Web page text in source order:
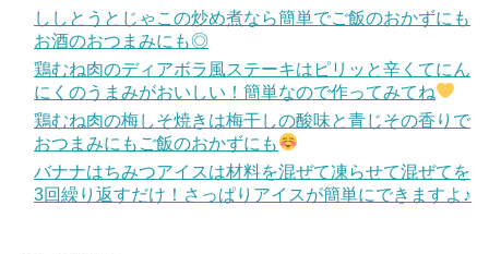
ししとうとじゃこの炒め煮なら簡単でご飯のおかずにも
お酒のおつまみにも◎
鶏むね肉のディアボラ風ステーキはピリッと辛くてにん
にくのうまみがおいしい！簡単なので作ってみてね
鶏むね肉の梅しそ焼きは梅干しの酸味と青じその香りで
おつまみにもご飯のおかずにも
バナナはちみつアイスは材料を混ぜて凍らせて混ぜてを
3回繰り返すだけ！さっぱりアイスが簡単にできますよ♪